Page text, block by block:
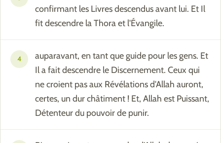
confirmant les Livres descendus avant lui. Et Il
fit descendre la Thora et l'Évangile.
4
auparavant, en tant que guide pour les gens. Et
Il a fait descendre le Discernement. Ceux qui
ne croient pas aux Révélations d'Allah auront,
certes, un dur châtiment ! Et, Allah est Puissant,
Détenteur du pouvoir de punir.